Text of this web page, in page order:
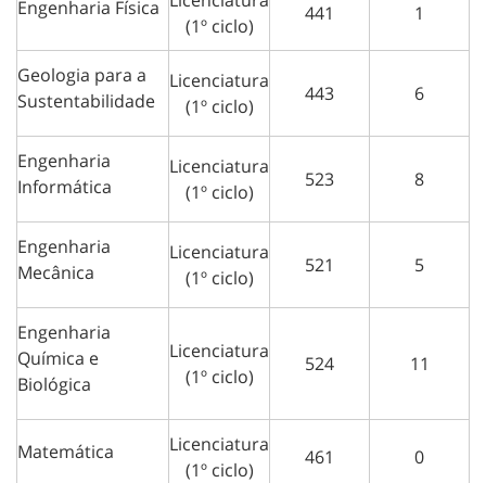
Engenharia Física
(1º ciclo)
441 1
Geologia para a
Sustentabilidade
Licenciatura
(1º ciclo)
443 6
Engenharia
Informática
Licenciatura
(1º ciclo)
523 8
Engenharia
Mecânica
Licenciatura
(1º ciclo)
521 5
Engenharia
Química e
Biológica
Licenciatura
(1º ciclo)
524 11
Matemática
Licenciatura
(1º ciclo)
461 0